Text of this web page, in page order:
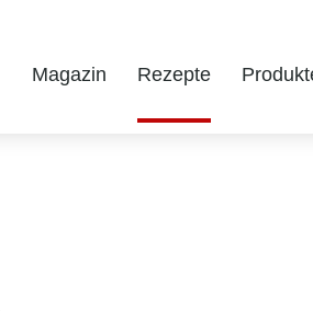
Magazin Rezepte